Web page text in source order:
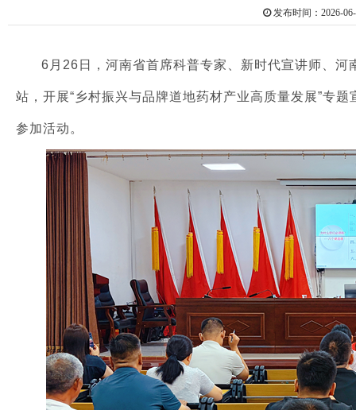
发布时间：
6月26日，河南省首席科普专家、新时代宣讲师、
站，开展“乡村振兴与品牌道地药材产业高质量发展”专
参加活动。